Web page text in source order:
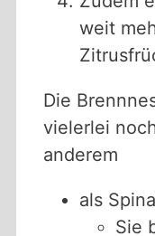
weit
Die
vielerlei
anderem
als
Sie